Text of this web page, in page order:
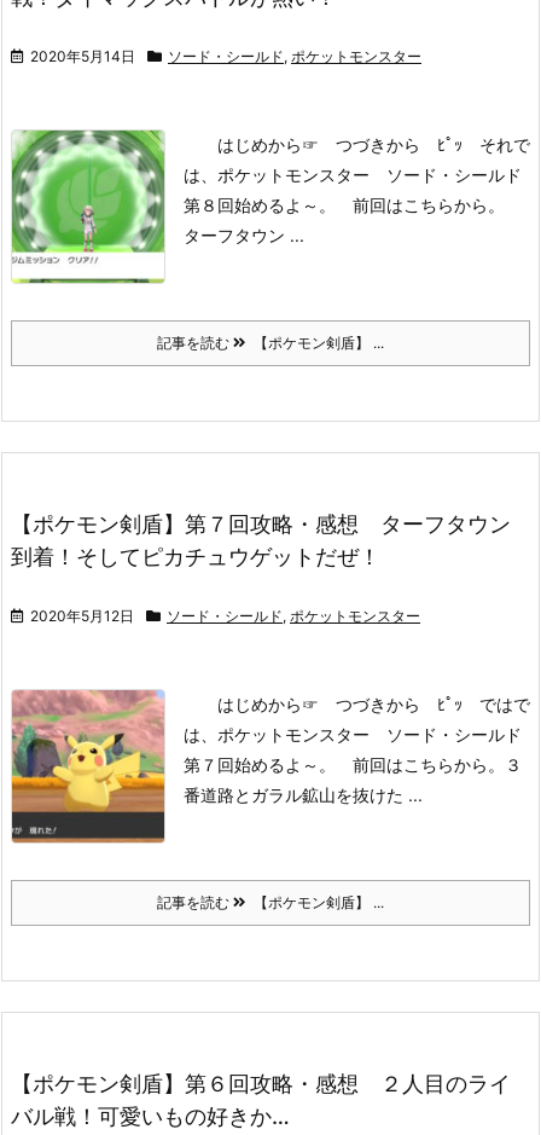
2020年5月14日 ソード・シールド, ポケットモンスター
はじめから☞ つづきから ﾋﾟｯ
それで
は、ポケットモンスター ソード・シールド
第８回始めるよ～。
前回はこちらから。
ターフタウン ...
記事を読む 【ポケモン剣盾】 ...
【ポケモン剣盾】第７回攻略・感想 ターフタウン
到着！そしてピカチュウゲットだぜ！
2020年5月12日 ソード・シールド, ポケットモンスター
はじめから☞ つづきから ﾋﾟｯ
ではで
は、ポケットモンスター ソード・シールド
第７回始めるよ～。
前回はこちらから。
３
番道路とガラル鉱山を抜けた ...
記事を読む 【ポケモン剣盾】 ...
【ポケモン剣盾】第６回攻略・感想 ２人目のライ
バル戦！可愛いもの好きか…